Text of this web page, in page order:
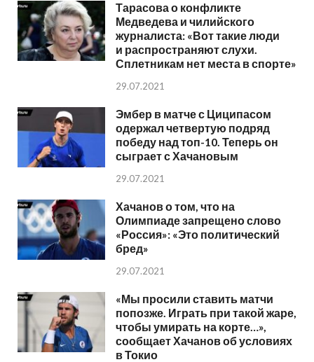
Тарасова о конфликте
Медведева и чилийского
журналиста: «Вот такие люди
и распространяют слухи.
Сплетникам нет места в спорте»
29.07.2021
Эмбер в матче с Циципасом
одержал четвертую подряд
победу над топ-10. Теперь он
сыграет с Хачановым
29.07.2021
Хачанов о том, что на
Олимпиаде запрещено слово
«Россия»: «Это политический
бред»
29.07.2021
«Мы просили ставить матчи
попозже. Играть при такой жаре,
чтобы умирать на корте…»,
сообщает Хачанов об условиях
в Токио